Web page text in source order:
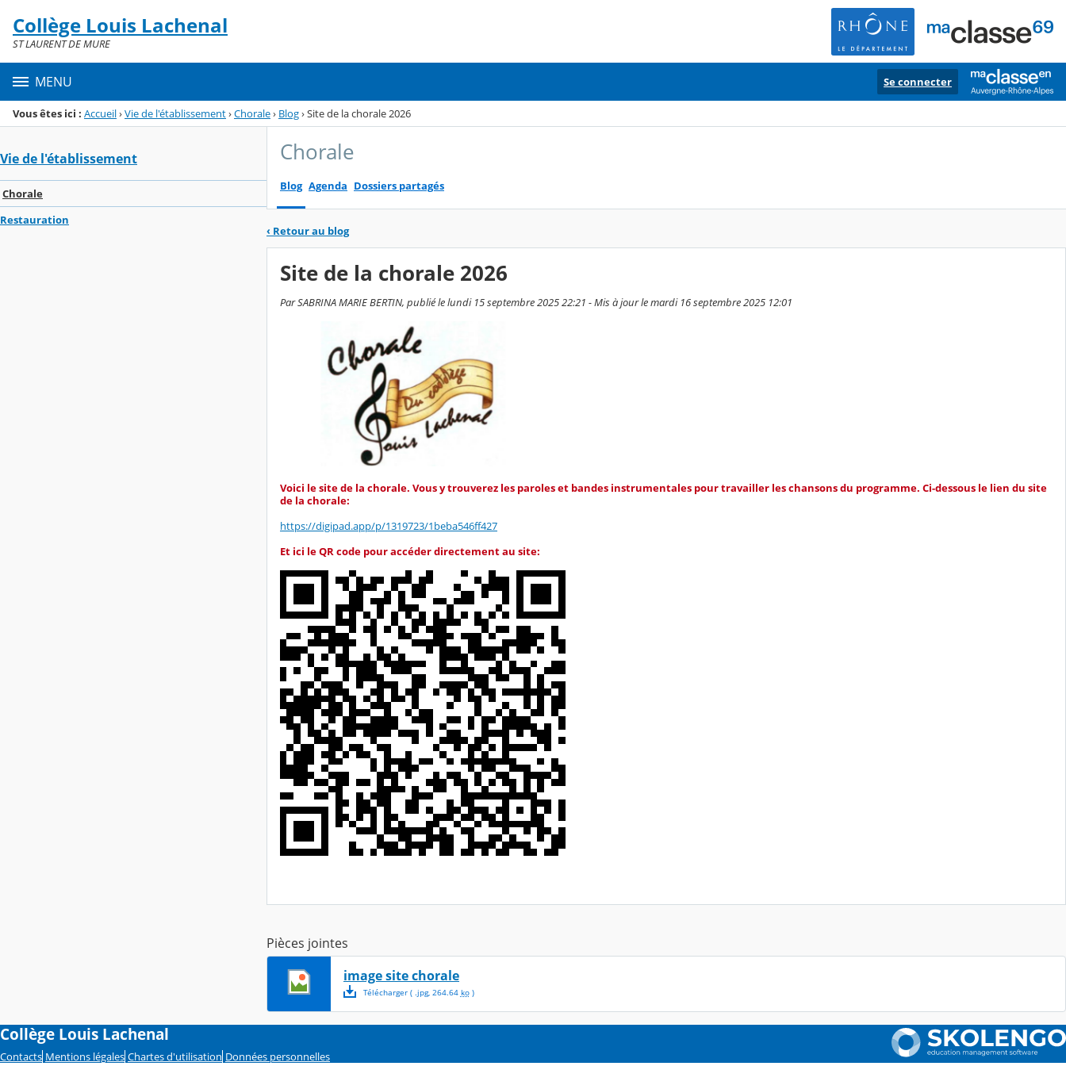
Menu de la rubrique
Contenu
Collège Louis Lachenal
ST LAURENT DE MURE
MENU Se connecter
Vous êtes ici : Accueil›Vie de l'établissement›Chorale› Blog›Site de la chorale 2026
Vie de l'établissement
Chorale
Restauration
Chorale
Blog Agenda Dossiers partagés
‹ Retour au blog
Site de la chorale 2026
Par SABRINA MARIE BERTIN, publié le lundi 15 septembre 2025 22:21 - Mis à jour le mardi 16 septembre 2025 12:01
Voici le site de la chorale. Vous y trouverez les paroles et bandes instrumentales pour travailler les chansons du programme. Ci-dessous le lien du site
de la chorale:
https://digipad.app/p/1319723/1beba546ff427
Et ici le QR code pour accéder directement au site:
Pièces jointes
image site chorale
Télécharger( .jpg, 264.64 ko)
Collège Louis Lachenal
Contacts Mentions légales Chartes d'utilisation Données personnelles